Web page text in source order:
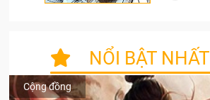
NỔI BẬT NHẤT
Cộng đồng